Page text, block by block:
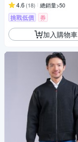
4.6 (18) 總銷量>50
挑戰低價 券
加入購物車